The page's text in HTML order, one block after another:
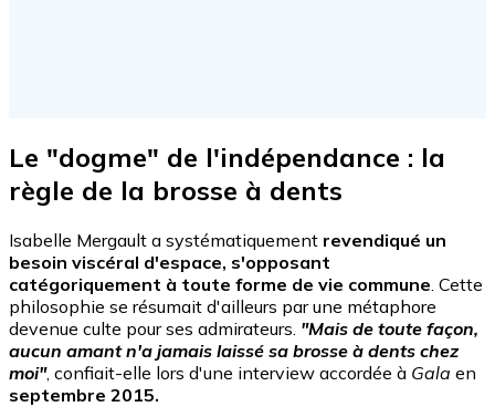
Le "dogme" de l'indépendance : la
règle de la brosse à dents
Isabelle Mergault a systématiquement revendiqué un
besoin viscéral d'espace, s'opposant
catégoriquement à toute forme de vie commune . Cette
philosophie se résumait d'ailleurs par une métaphore
devenue culte pour ses admirateurs. "Mais de toute façon,
aucun amant n'a jamais laissé sa brosse à dents chez
moi", confiait-elle lors d'une interview accordée à Gala en
septembre 2015.